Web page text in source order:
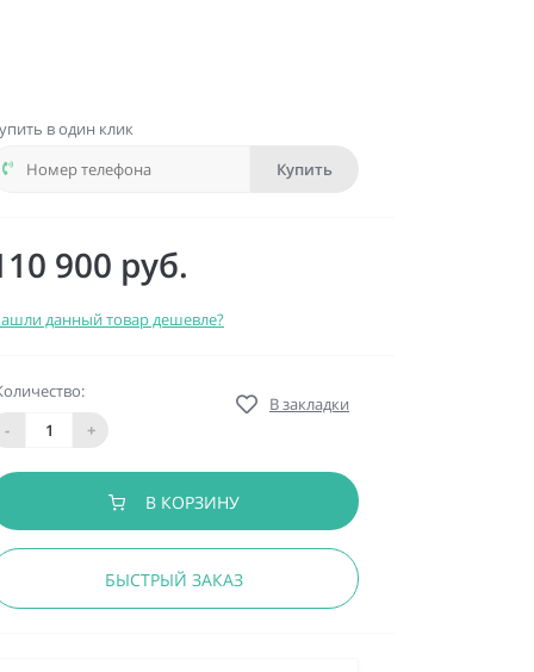
в один клик
Купить
900 руб.
данный товар дешевле?
-
+
В закладки
В КОРЗИНУ
БЫСТРЫЙ ЗАКАЗ